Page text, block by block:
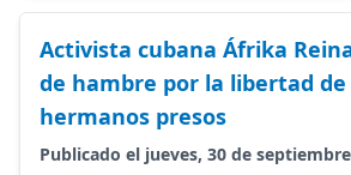
Activista cubana Áfrika
de hambre por la libertad de
hermanos presos
Publicado el jueves, 30 de